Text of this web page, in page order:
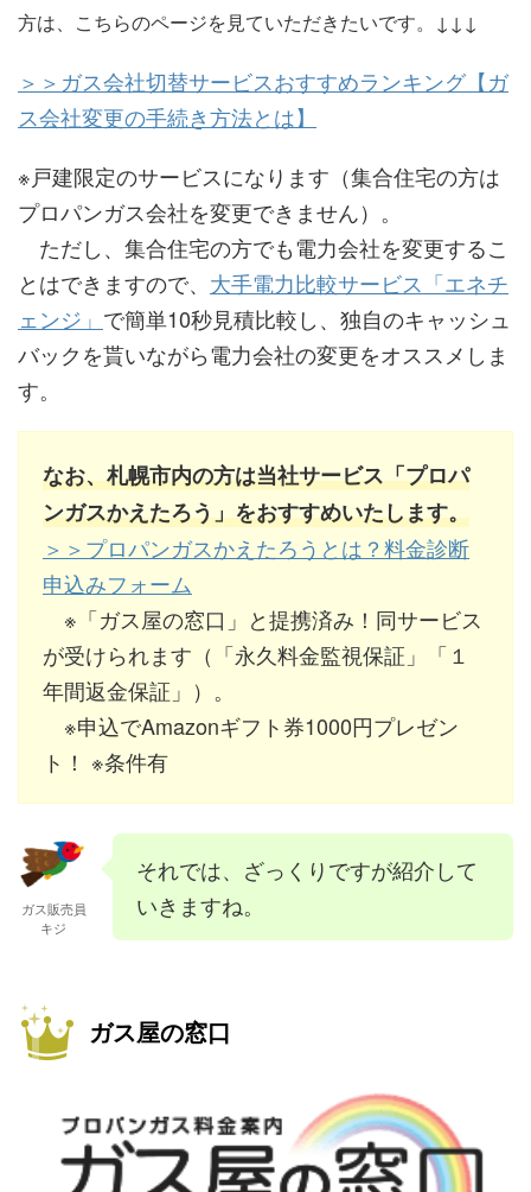
方は、こちらのページを見ていただきたいです。↓↓↓
＞＞ガス会社切替サービスおすすめランキング【ガ
ス会社変更の手続き方法とは】
※戸建限定のサービスになります（集合住宅の方は
プロパンガス会社を変更できません）。
ただし、集合住宅の方でも電力会社を変更するこ
とはできますので、 大手電力比較サービス「エネチ
ェンジ」 で簡単10秒見積比較し、独自のキャッシュ
バックを貰いながら電力会社の変更をオススメしま
す。
なお、札幌市内の方は当社サービス「プロパ
ンガスかえたろう」をおすすめいたします。
＞＞プロパンガスかえたろうとは？料金診断
申込みフォーム
※「ガス屋の窓口」と提携済み！同サービス
が受けられます（「永久料金監視保証」「１
年間返金保証」）。
※申込でAmazonギフト券1000円プレゼン
ト！ ※条件有
ガス販売員
キジ
それでは、ざっくりですが紹介して
いきますね。
ガス屋の窓口